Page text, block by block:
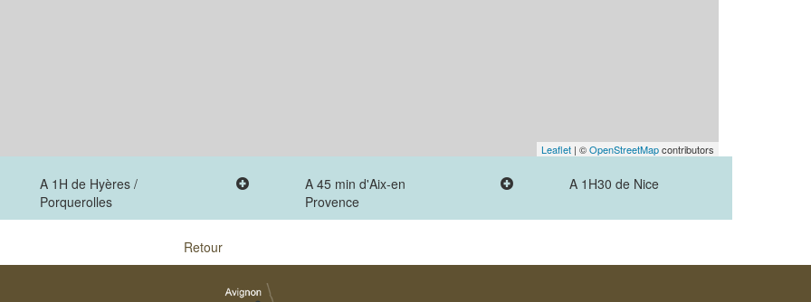
Leaflet | ©OpenStreetMapcontributors
A 1H de Hyères /
Porquerolles
A 45 min d'Aix-en
Provence
A 1H30 de Nice
Retour